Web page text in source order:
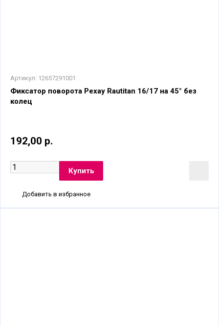
Артикул: 12657291001
Фиксатор поворота Рехау Rautitan 16/17 на 45° без
колец
192,00 р.
Добавить в избранное